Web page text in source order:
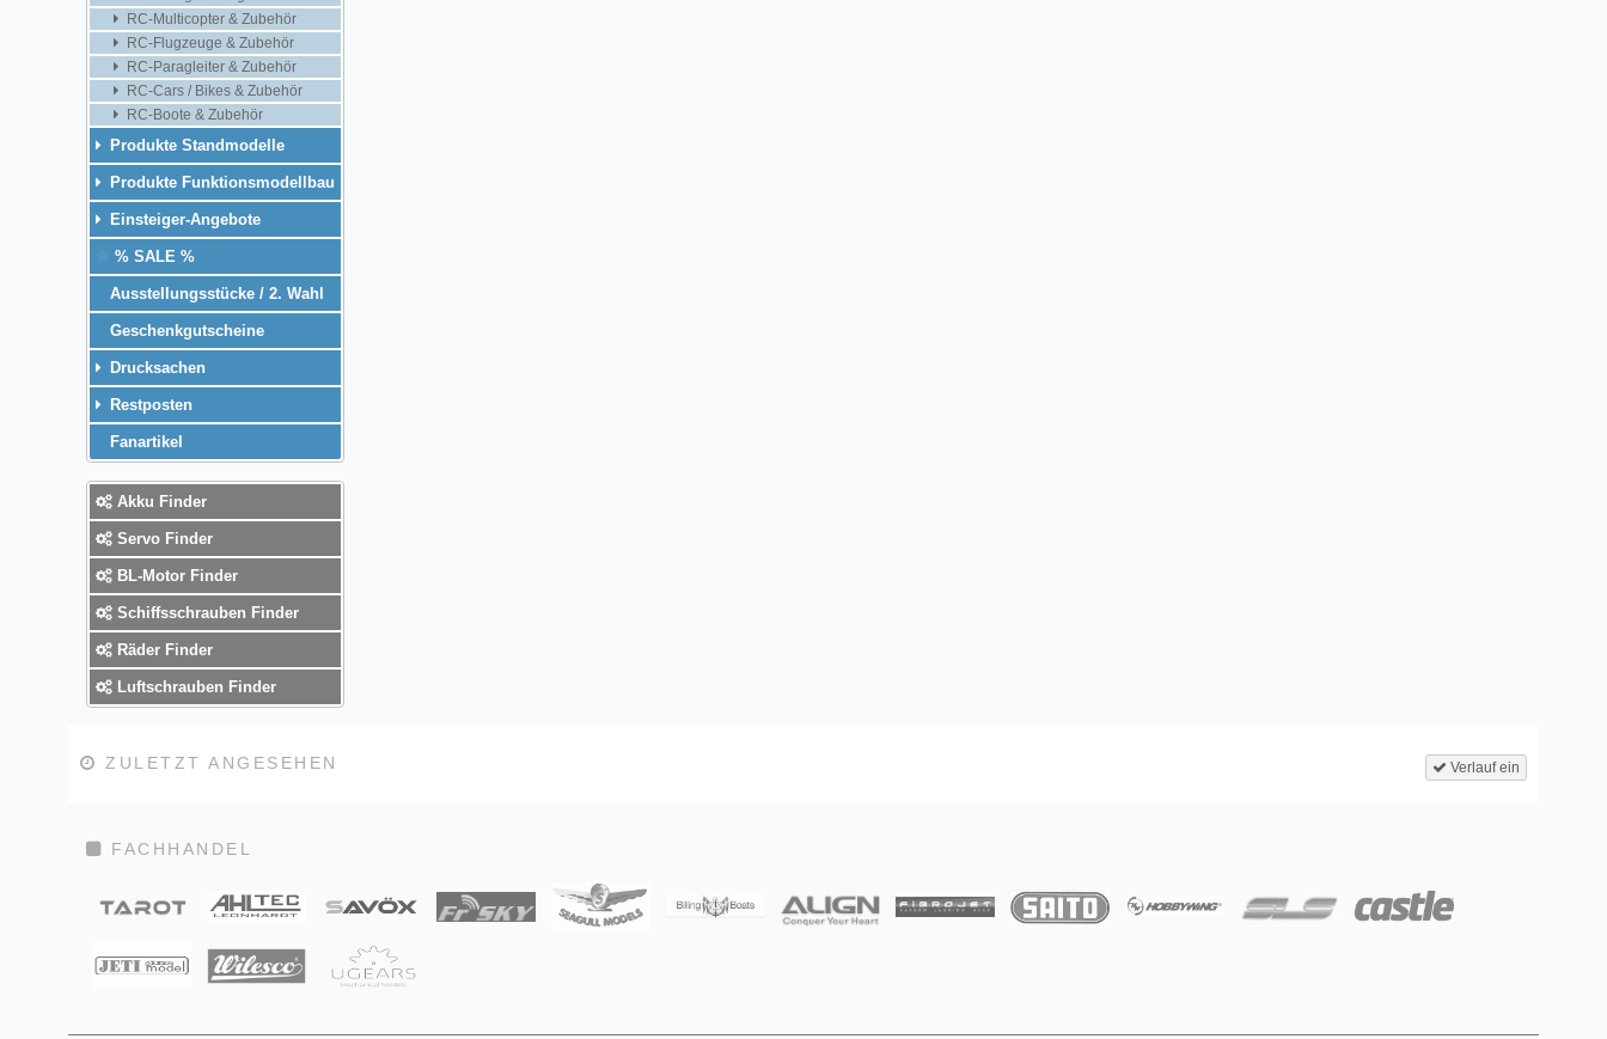
RC-Multicopter & Zubehör
RC-Flugzeuge & Zubehör
RC-Paragleiter & Zubehör
RC-Cars / Bikes & Zubehör
RC-Boote & Zubehör
Produkte Standmodelle
Produkte Funktionsmodellbau
Einsteiger-Angebote
% SALE %
Ausstellungsstücke / 2. Wahl
Geschenkgutscheine
Drucksachen
Restposten
Fanartikel
Akku Finder
Servo Finder
BL-Motor Finder
Schiffsschrauben Finder
Räder Finder
Luftschrauben Finder
Verlauf ein
ZULETZT ANGESEHEN
FACHHANDEL